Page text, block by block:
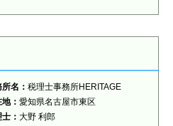
名： 税理士事務所HERITAGE
： 愛知県名古屋市東区
： 大野 利郎